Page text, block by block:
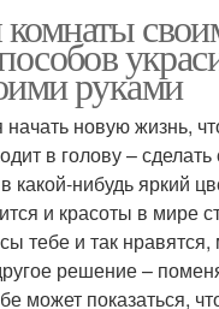
руками
начать новую жизнь,
в голову – сделать
какой-нибудь яркий
и красоты в мире
тебе и так
решение –
может показаться,